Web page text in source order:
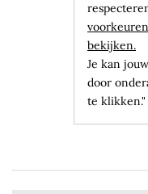
bekijken.
Je kan
door
te klikken."